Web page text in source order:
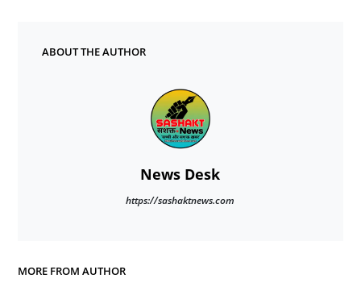
ABOUT THE AUTHOR
News Desk
https://sashaktnews.com
MORE FROM AUTHOR